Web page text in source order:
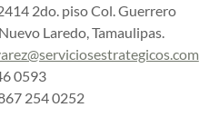
2do. piso Col. Guerrero
Laredo, Tamaulipas.
0593
254 0252